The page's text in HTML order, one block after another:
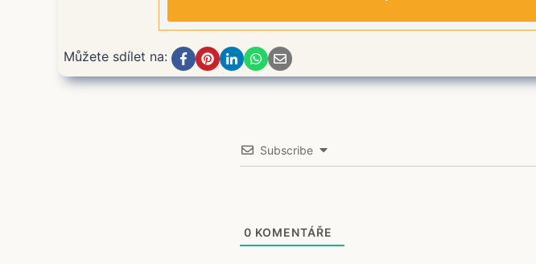
Můžete sdílet na:
Subscribe
0 KOMENTÁŘE